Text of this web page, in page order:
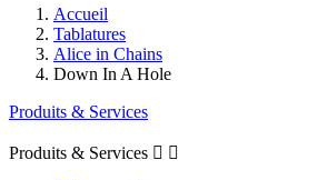
Accueil
Tablatures
Alice in Chains
Down In A Hole
Produits & Services
Produits & Services  